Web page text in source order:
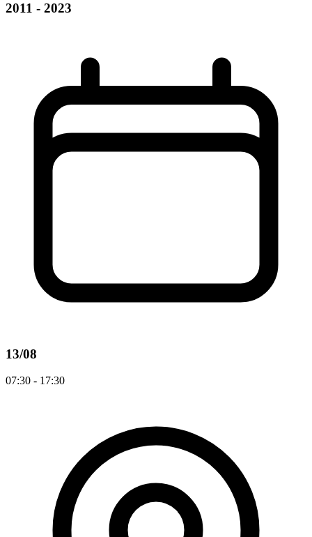
2011 - 2023
13/08
07:30 - 17:30